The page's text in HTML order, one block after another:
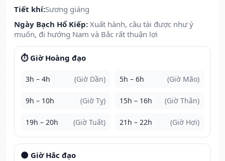
Tiết khí:Sương giáng
Ngày Bạch Hổ Kiếp: Xuất hành, cầu tài được như ý
muốn, đi hướng Nam và Bắc rất thuận lợi
⏱️ Giờ Hoàng đạo
3h – 4h (Giờ Dần) 5h – 6h (Giờ Mão)
9h – 10h (Giờ Tỵ) 15h – 16h (Giờ Thân)
19h – 20h (Giờ Tuất) 21h – 22h (Giờ Hợi)
🌑 Giờ Hắc đạo